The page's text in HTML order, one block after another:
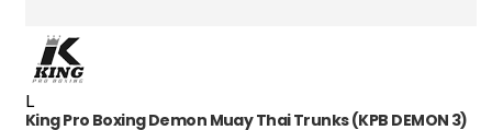
L
King Pro Boxing Demon Muay Thai Trunks (KPB DEMON 3)